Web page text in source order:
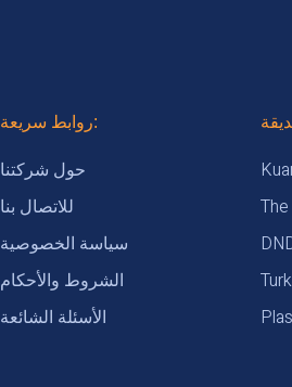
روابط سريعة:
حول شركتنا
للاتصال بنا
سياسة الخصوصية
الشروط والأحكام
الأسئلة الشائعة